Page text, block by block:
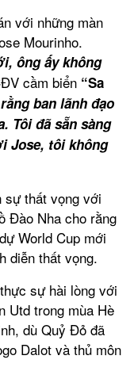
với những màn
Mourinho.
ông ấy không
cầm biển “Sa
ban lãnh đạo
Tôi đã sẵn sàng
Jose, tôi không
sự thất vọng với
Đào Nha cho rằng
World Cup mới
diễn thất vọng.
sự hài lòng với
Utd trong mùa Hè
dù Quỷ Đỏ đã
Dalot và thủ môn